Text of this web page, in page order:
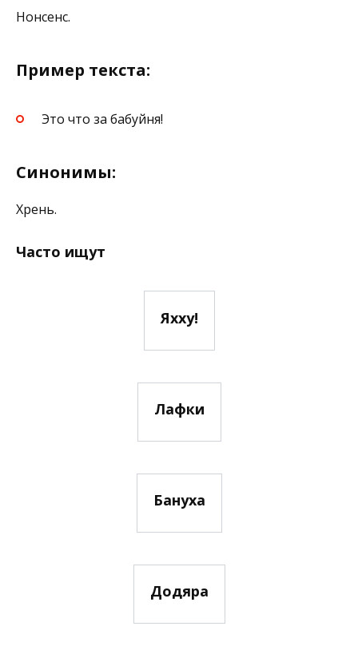
Нонсенс.
Пример текста:
Это что за бабуйня!
Синонимы:
Хрень.
Часто ищут
Яхху!
Лафки
Бануха
Додяра